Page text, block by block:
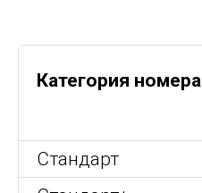
Категория номера
Стандарт